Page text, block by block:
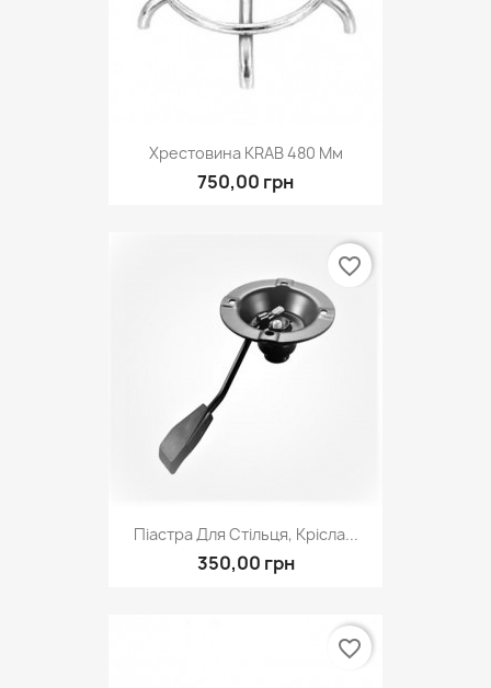
Хрестовина KRAB 480 Мм
750,00 грн
Піастра Для Стільця, Крісла...
350,00 грн
favorite_border
favorite_border